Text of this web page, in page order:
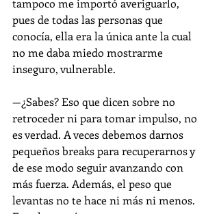
tampoco me importó averiguarlo,
pues de todas las personas que
conocía, ella era la única ante la cual
no me daba miedo mostrarme
inseguro, vulnerable.
—¿Sabes? Eso que dicen sobre no
retroceder ni para tomar impulso, no
es verdad. A veces debemos darnos
pequeños breaks para recuperarnos y
de ese modo seguir avanzando con
más fuerza. Además, el peso que
levantas no te hace ni más ni menos.